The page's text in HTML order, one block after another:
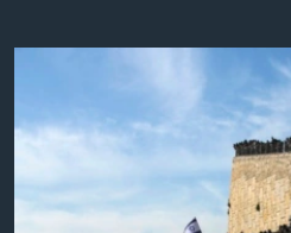
Đi
"Tìm"NGƯỜI VIỆT HẢI NGOẠI
ĐỜI SỐNG
CHIẾN TRANH THƯƠNG MẠI
HÀNH TRÌNH BẦU CỬ 2024
MỘT NĂM CHIẾN TRANH TẠI
GIẢI MÃ VÀNH ĐAI & CON
VIDEO
MẠNG XÃ HỘI